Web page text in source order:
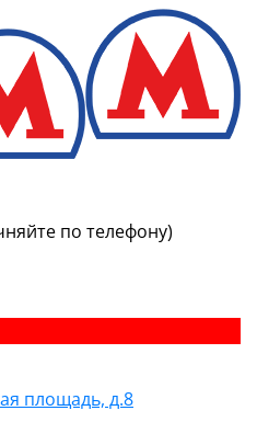
по телефону)
площадь, д.8